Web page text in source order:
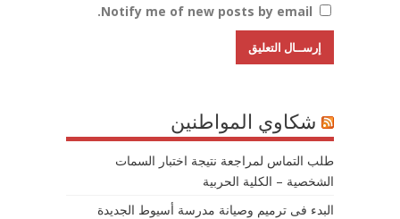
Notify me of new posts by email.
شكاوي المواطنين
طلب التماس لمراجعة نتيجة اختبار السمات
الشخصية – الكلية الحربية
البدء فى ترميم وصيانة مدرسة أسيوط الجديدة